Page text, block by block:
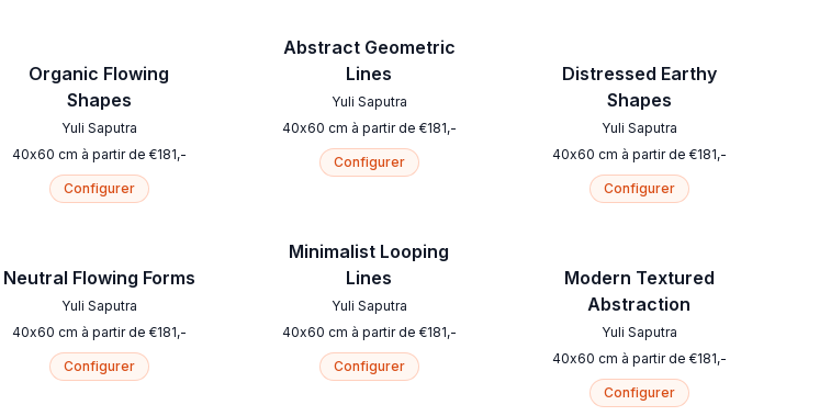
Organic Flowing
Shapes
Yuli Saputra
40x60 cm à partir de €181,-
Configurer
Neutral Flowing Forms
Yuli Saputra
40x60 cm à partir de €181,-
Configurer
Abstract Geometric
Lines
Yuli Saputra
40x60 cm à partir de €181,-
Configurer
Minimalist Looping
Lines
Yuli Saputra
40x60 cm à partir de €181,-
Configurer
Distressed Earthy
Shapes
Yuli Saputra
40x60 cm à partir de €181,-
Configurer
Modern Textured
Abstraction
Yuli Saputra
40x60 cm à partir de €181,-
Configurer